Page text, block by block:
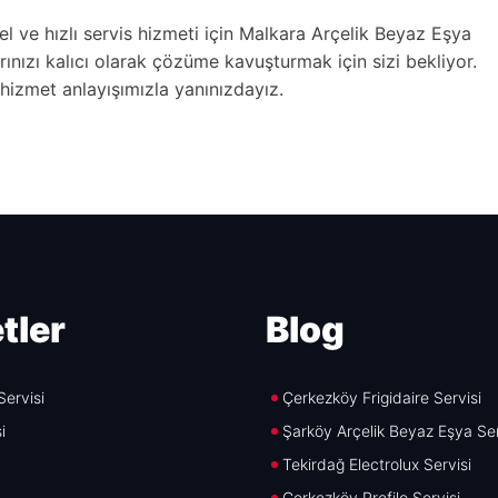
ve hızlı servis hizmeti için Malkara Arçelik Beyaz Eşya
kalıcı olarak çözüme kavuşturmak için sizi bekliyor.
anlayışımızla yanınızdayız.
Blog
Çerkezköy Frigidaire Servisi
Şarköy Arçelik Beyaz Eşya
Tekirdağ Electrolux Servisi